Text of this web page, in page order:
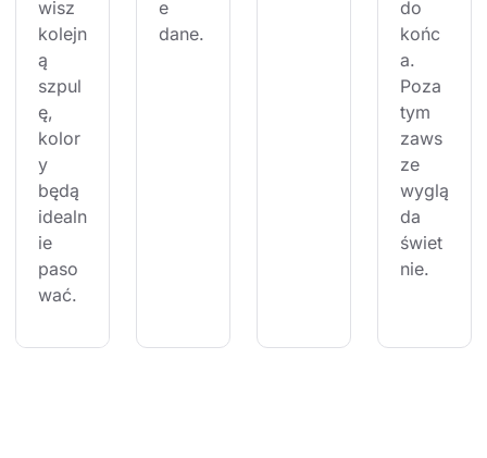
wisz
kolejn
ą
szpul
ę,
kolor
y
będą
idealn
ie
paso
wać.
e
dane.
do
końc
a.
Poza
tym
zaws
ze
wyglą
da
świet
nie.